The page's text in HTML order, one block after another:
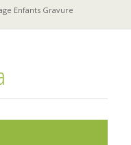
Enfants Gravure